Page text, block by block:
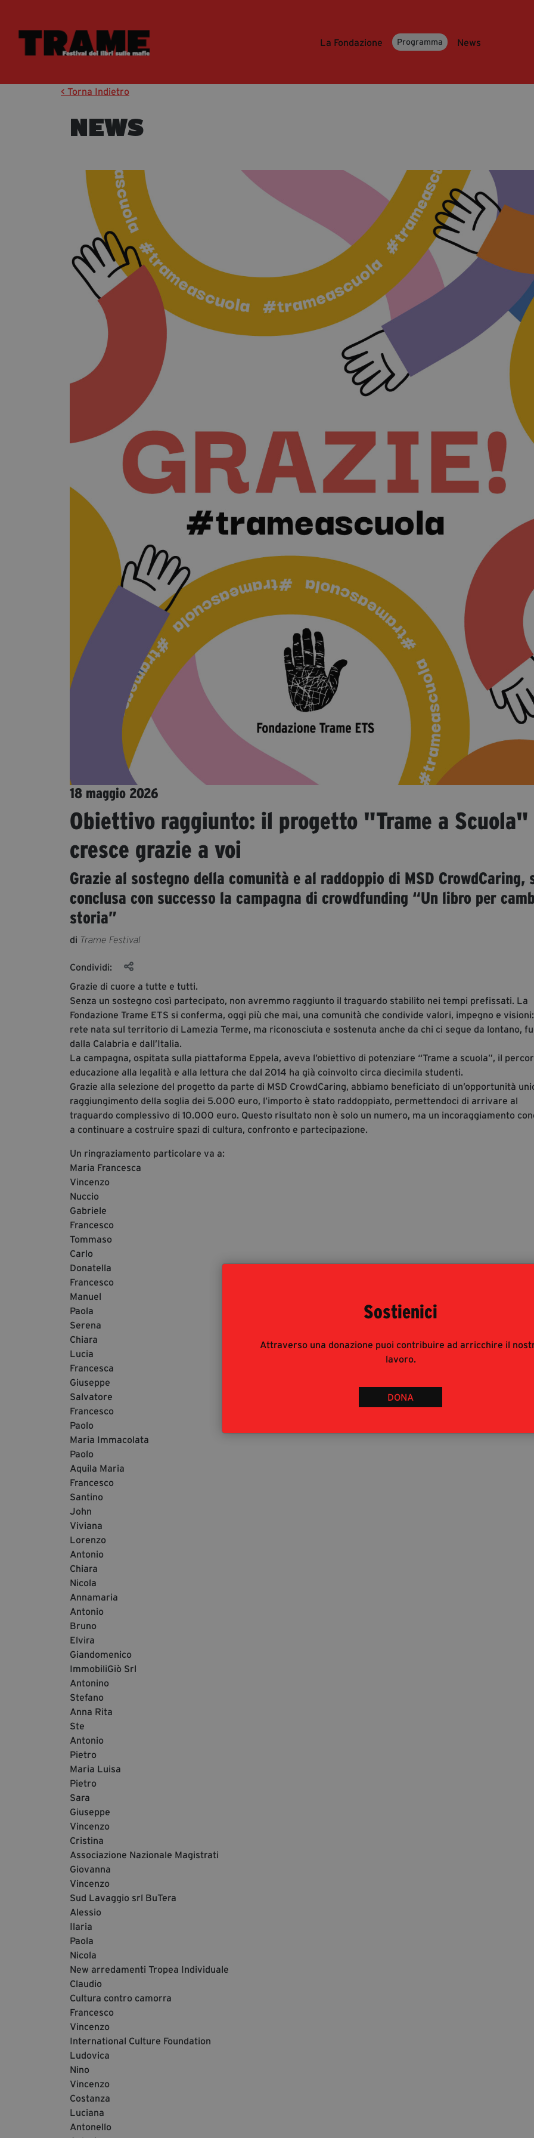
Sostienici
Attraverso una donazione puoi contribuire ad arricchire il
lavoro.
DONA
La Fondazione Programma News
< Torna Indietro
NEWS
18 maggio 2026
Obiettivo raggiunto: il progetto "Trame a Scuola"
cresce grazie a voi
Grazie al sostegno della comunità e al raddoppio di MSD CrowdCaring,
conclusa con successo la campagna di crowdfunding “Un libro per
storia”
di Trame Festival
Condividi:
Grazie di cuore a tutte e tutti.
Senza un sostegno così partecipato, non avremmo raggiunto il traguardo stabilito nei tempi prefissati. La
Fondazione Trame ETS si conferma, oggi più che mai, una comunità che condivide valori, impegno e
rete nata sul territorio di Lamezia Terme, ma riconosciuta e sostenuta anche da chi ci segue da lontano,
dalla Calabria e dall’Italia.
La campagna, ospitata sulla piattaforma Eppela, aveva l’obiettivo di potenziare “Trame a scuola”, il
educazione alla legalità e alla lettura che dal 2014 ha già coinvolto circa diecimila studenti.
Grazie alla selezione del progetto da parte di MSD CrowdCaring, abbiamo beneficiato di un’opportunità
raggiungimento della soglia dei 5.000 euro, l’importo è stato raddoppiato, permettendoci di arrivare al
traguardo complessivo di 10.000 euro. Questo risultato non è solo un numero, ma un incoraggiamento
a continuare a costruire spazi di cultura, confronto e partecipazione.
Un ringraziamento particolare va a:
Maria Francesca
Vincenzo
Nuccio
Gabriele
Francesco
Tommaso
Carlo
Donatella
Francesco
Manuel
Paola
Serena
Chiara
Lucia
Francesca
Giuseppe
Salvatore
Francesco
Paolo
Maria Immacolata
Paolo
Aquila Maria
Francesco
Santino
John
Viviana
Lorenzo
Antonio
Chiara
Nicola
Annamaria
Antonio
Bruno
Elvira
Giandomenico
ImmobiliGiò Srl
Antonino
Stefano
Anna Rita
Ste
Antonio
Pietro
Maria Luisa
Pietro
Sara
Giuseppe
Vincenzo
Cristina
Associazione Nazionale Magistrati
Giovanna
Vincenzo
Sud Lavaggio srl BuTera
Alessio
Ilaria
Paola
Nicola
New arredamenti Tropea Individuale
Claudio
Cultura contro camorra
Francesco
Vincenzo
International Culture Foundation
Ludovica
Nino
Vincenzo
Costanza
Luciana
Antonello